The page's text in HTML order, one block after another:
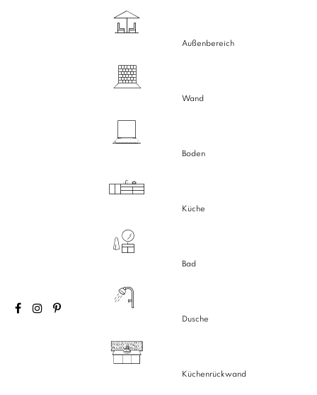
Außenbereich
Wand
Boden
Küche
Bad
Dusche
Küchenrückwand